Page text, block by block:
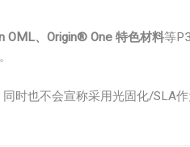
OML、Origin® One 特色材料等
时也不会宣称采用光固化/SLA作